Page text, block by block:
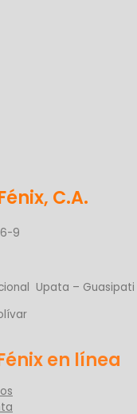
C.A.
9
Upata – Guasipati